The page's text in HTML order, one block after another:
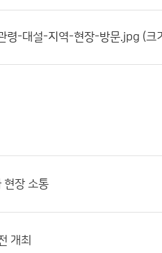
령-대설-지역-현장-방문.jpg (
현장 소통
개최